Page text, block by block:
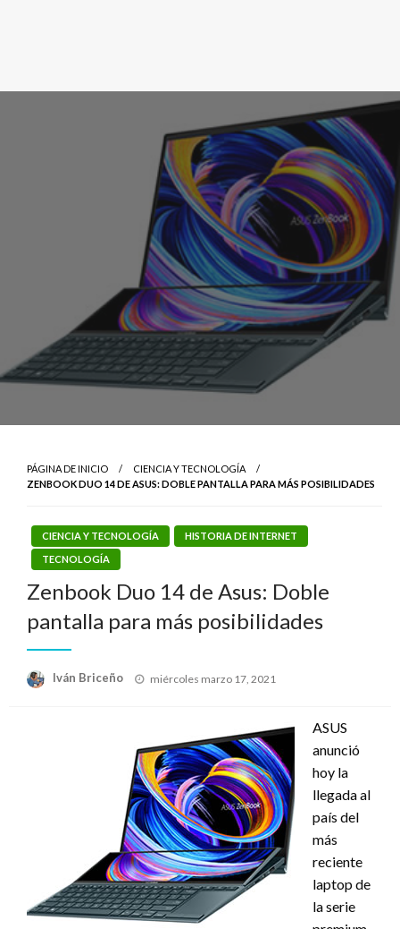
PÁGINA DE INICIO
CIENCIA Y TECNOLOGÍA
ZENBOOK DUO 14 DE ASUS: DOBLE PANTALLA PARA MÁS POSIBILIDADES
CIENCIA Y TECNOLOGÍA
HISTORIA DE INTERNET
TECNOLOGÍA
Zenbook Duo 14 de Asus: Doble
pantalla para más posibilidades
Iván Briceño
Publicado
miércoles marzo 17, 2021
ASUS
anunció
hoy la
llegada al
país del
más
reciente
laptop de
la serie